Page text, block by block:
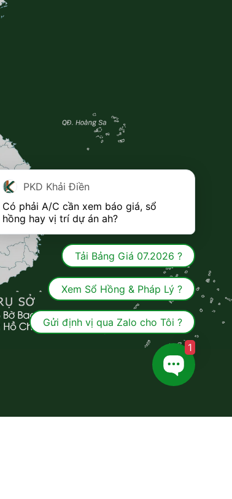
PKD Khải Điền
Có phải A/C cần xem báo giá, sổ
hồng hay vị trí dự án ah?
Tải Bảng Giá 07.2026 ?
Xem Sổ Hồng & Pháp Lý ?
Gửi định vị qua Zalo cho Tôi ?
1